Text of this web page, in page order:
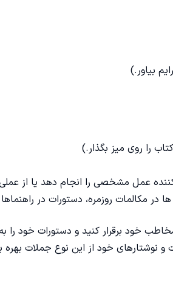
عمل مشخصی را انجام دهد یا از
در مکالمات روزمره، دستورات در
خود برقرار کنید و دستورات خود را
و نوشتارهای خود از این نوع جملات بهره